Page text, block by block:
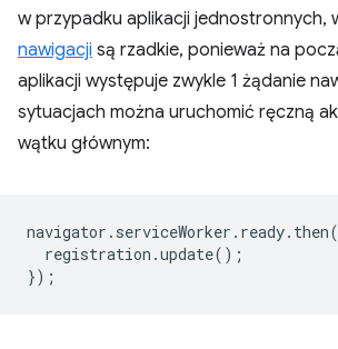
w przypadku aplikacji jednostronnych,
nawigacji są rzadkie, ponieważ na
aplikacji występuje zwykle 1 żądanie
sytuacjach można uruchomić ręczną
wątku głównym:
navigator . serviceWorker . ready. then
registration .update();
});